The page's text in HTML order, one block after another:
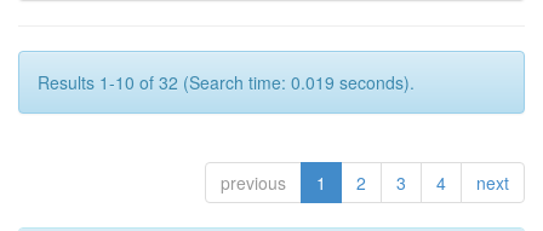
Results 1-10 of 32 (Search time: 0.019 seconds).
previous 1 2 3 4 next